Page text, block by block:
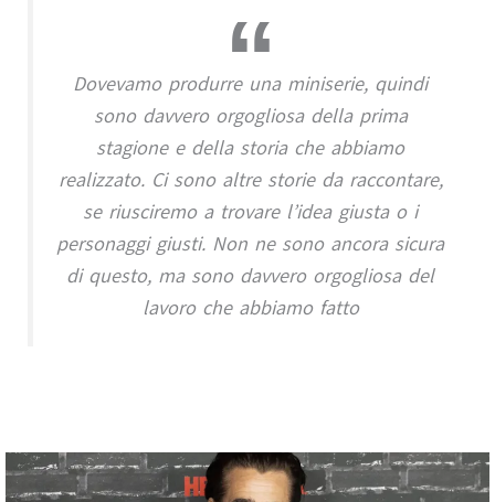
Dovevamo produrre una miniserie, quindi
sono davvero orgogliosa della prima
stagione e della storia che abbiamo
realizzato. Ci sono altre storie da raccontare,
se riusciremo a trovare l’idea giusta o i
personaggi giusti. Non ne sono ancora sicura
di questo, ma sono davvero orgogliosa del
lavoro che abbiamo fatto